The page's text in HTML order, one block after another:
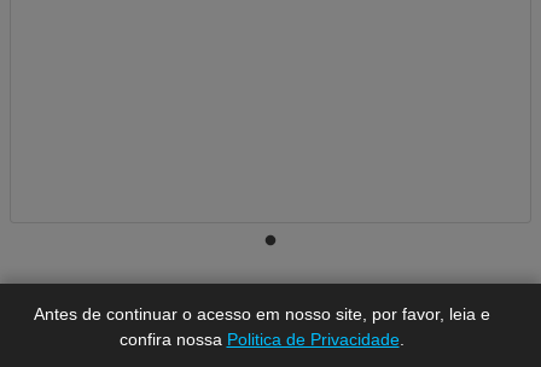
Antes de continuar o acesso em nosso site, por favor, leia e
confira nossa Politica de Privacidade.